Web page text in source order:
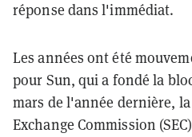
réponse dans l'immédiat.
Les années ont été
pour Sun, qui a fondé la
mars de l'année dernière,
Exchange Commission